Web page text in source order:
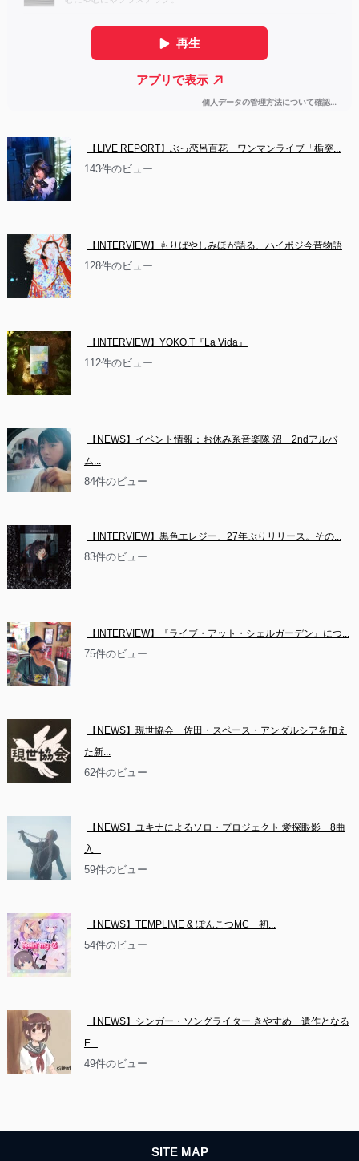
【LIVE REPORT】ぶっ恋呂百花　ワンマンライブ「楯突...
143件のビュー
【INTERVIEW】もりばやしみほが語る、ハイポジ今昔物語
128件のビュー
【INTERVIEW】YOKO.T『La Vida』
112件のビュー
【NEWS】イベント情報：お休み系音楽隊 沼　2ndアルバ
ム...
84件のビュー
【INTERVIEW】黒色エレジー、27年ぶりリリース。その...
83件のビュー
【INTERVIEW】『ライブ・アット・シェルガーデン』につ...
75件のビュー
【NEWS】現世協会　佐田・スペース・アンダルシアを加え
た新...
62件のビュー
【NEWS】ユキナによるソロ・プロジェクト 愛探眼影　8曲
入...
59件のビュー
【NEWS】TEMPLIME & ぽんこつMC　初...
54件のビュー
【NEWS】シンガー・ソングライター きやすめ　遺作となる
E...
49件のビュー
SITE MAP